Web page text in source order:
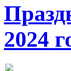
2024